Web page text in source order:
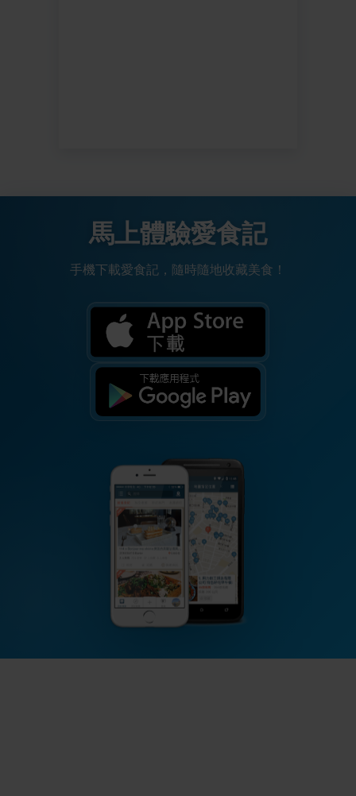
馬上體驗愛食記
手機下載愛食記，隨時隨地收藏美食！